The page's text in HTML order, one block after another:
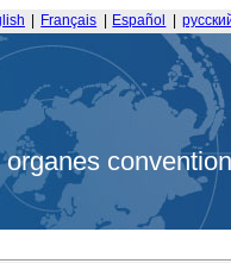
Français Español